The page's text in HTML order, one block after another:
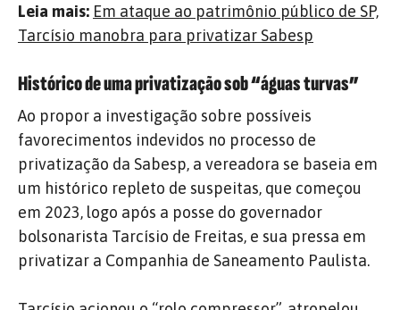
Leia mais: Em ataque ao patrimônio público de SP,
Tarcísio manobra para privatizar Sabesp
Histórico de uma privatização sob “águas turvas”
Ao propor a investigação sobre possíveis
favorecimentos indevidos no processo de
privatização da Sabesp, a vereadora se baseia em
um histórico repleto de suspeitas, que começou
em 2023, logo após a posse do governador
bolsonarista Tarcísio de Freitas, e sua pressa em
privatizar a Companhia de Saneamento Paulista.